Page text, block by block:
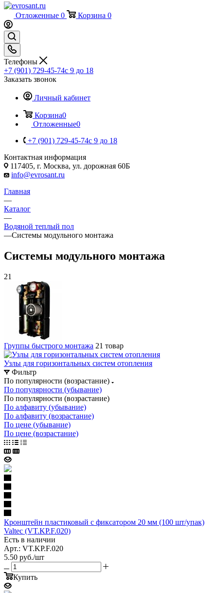
Отложенные 0 Корзина 0
Телефоны
+7 (901) 729-45-74c 9 до 18
Заказать звонок
Личный кабинет
Корзина0
Отложенные0
+7 (901) 729-45-74c 9 до 18
Контактная информация
117405, г. Москва, ул. дорожная 60Б
info@evrosant.ru
Главная
—
Каталог
—
Водяной теплый пол
—Системы модульного монтажа
Системы модульного монтажа
21
Группы быстрого монтажа 21 товар
Узлы для горизонтальных систем отопления
Фильтр
По популярности (возрастание)
По популярности (убывание)
По популярности (возрастание)
По алфавиту (убывание)
По алфавиту (возрастание)
По цене (убывание)
По цене (возрастание)
Кронштейн пластиковый c фиксатором 20 мм (100 шт/упак)
Valtec (VT.KP.F.020)
Есть в наличии
Арт.: VT.KP.F.020
5.50 руб./шт
Купить